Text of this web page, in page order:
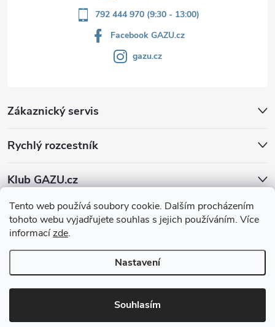
Tento web používá soubory cookie. Dalším procházením
tohoto webu vyjadřujete souhlas s jejich používáním. Více
informacízde.
Nastavení
Souhlasím
792 444 970 (9:30 - 13:00)
Facebook GAZU.cz
gazu.cz
Zákaznický servis
Rychlý rozcestník
Klub GAZU.cz
Copyright 2026GAZU.cz | moderní koberce. Všechna práva vyhrazena.